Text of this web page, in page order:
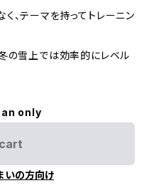
、テーマを持ってトレーニン
の雪上では効率的にレベル
only
いの方向け